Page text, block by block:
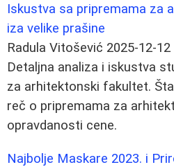
Iskustva sa pripremama za
iza velike prašine
Radula Vitošević 2025-12-12
Detaljna analiza i iskustva
za arhitektonski fakultet.
reč o pripremama za
opravdanosti cene.
Najbolje Maskare 2023. i